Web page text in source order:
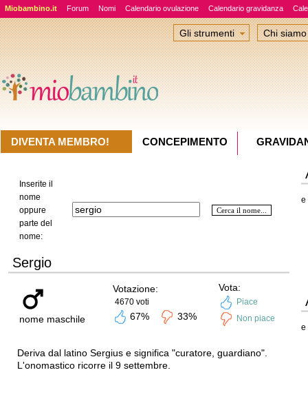
Miobambino.it Forum Nomi Calendario ovulazione Calendario gravidanza
Inserite il
nome
oppure
parte del
nome:
Sergio
nome maschile
Votazione:
4670 voti
67% 33%
Vota:
Piace
Non piace
Deriva dal latino Sergius e significa "curatore, guardiano".
L'onomastico ricorre il 9 settembre.
e
e
Gli strumenti Chi siamo
DIVENTA MEMBRO! CONCEPIMENTO